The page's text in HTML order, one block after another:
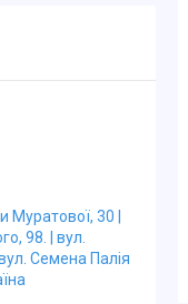
Муратової, 30 |
98. | вул.
Семена Палія